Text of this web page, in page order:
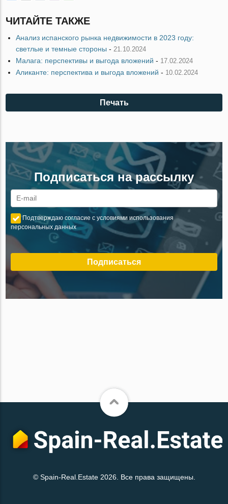
ЧИТАЙТЕ ТАКЖЕ
Анализ испанского рынка недвижимости в 2023 году:
светлые и темные стороны -21.10.2024
Малага: перспективы и выгода вложений - 17.02.2024
Аликанте: перспектива и выгода вложений - 10.02.2024
Печать
Подписаться на рассылку
Подтверждаю согласие с условиями использования
персональных данных
Подписаться
© Spain-Real.Estate 2026. Все права защищены.